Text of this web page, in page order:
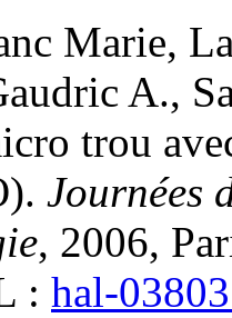
Marie,
A.,
trou
. Journées
, 2006,
: hal-